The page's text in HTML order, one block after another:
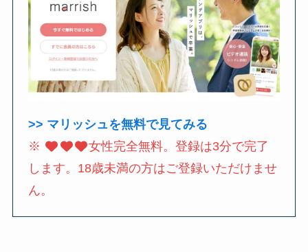
>> マリッシュを無料で見てみる
※
女性完全無料。登録は3分で完了
します。18歳未満の方はご登録いただけませ
ん。